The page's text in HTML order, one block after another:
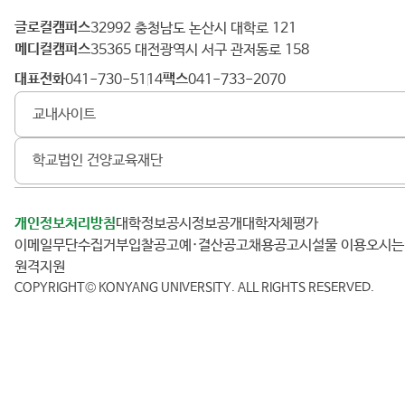
건
양
대
학
글로컬캠퍼스 32992 충청남도 논산시 대학로 121
메디컬캠퍼스 35365 대전광역시 서구 관저동로 158
대표전화 041-730-5114 팩스 041-733-2070
교내사이트
학교법인 건양교육재단
개인정보처리방침 대학정보공시 정보공개
대학자체평가
이메일무단수집거부
입찰공고 예·결산공고 채용공고 시설물 이용
오시
원격지원
COPYRIGHT© KONYANG UNIVERSITY. ALL RIGHTS RESERVED.